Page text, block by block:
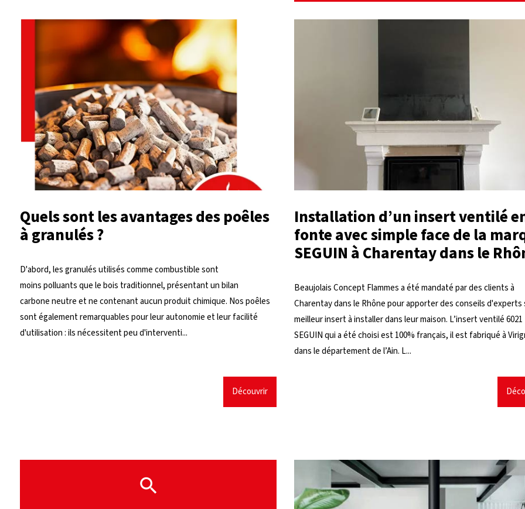
Quels sont les avantages des poêles
à granulés ?
D'abord, les granulés utilisés comme combustible sont
moins polluants que le bois traditionnel, présentant un bilan
carbone neutre et ne contenant aucun produit chimique. Nos poêles
sont également remarquables pour leur autonomie et leur facilité
d'utilisation : ils nécessitent peu d'interventi...
Découvrir
Installation d’un insert ventilé
fonte avec simple face de la
SEGUIN à Charentay dans le
Beaujolais Concept Flammes a été mandaté par des clients à
Charentay dans le Rhône pour apporter des conseils d'experts
meilleur insert à installer dans leur maison. L’insert ventilé 6021
SEGUIN qui a été choisi est 100% français, il est fabriqué à
dans le département de l’Ain. L...